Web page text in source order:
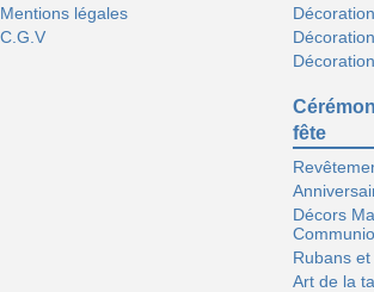
Mentions légales
C.G.V
fête
Décors
Rubans
Art de la